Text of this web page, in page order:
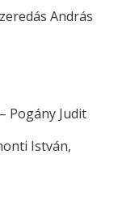
András
Pogány Judit
István,